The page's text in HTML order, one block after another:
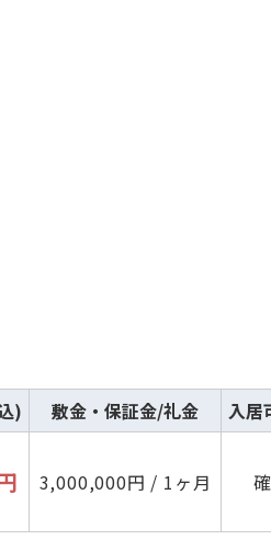
) 敷金・保証金/礼金 入居
3,000,000円 / 1ヶ月